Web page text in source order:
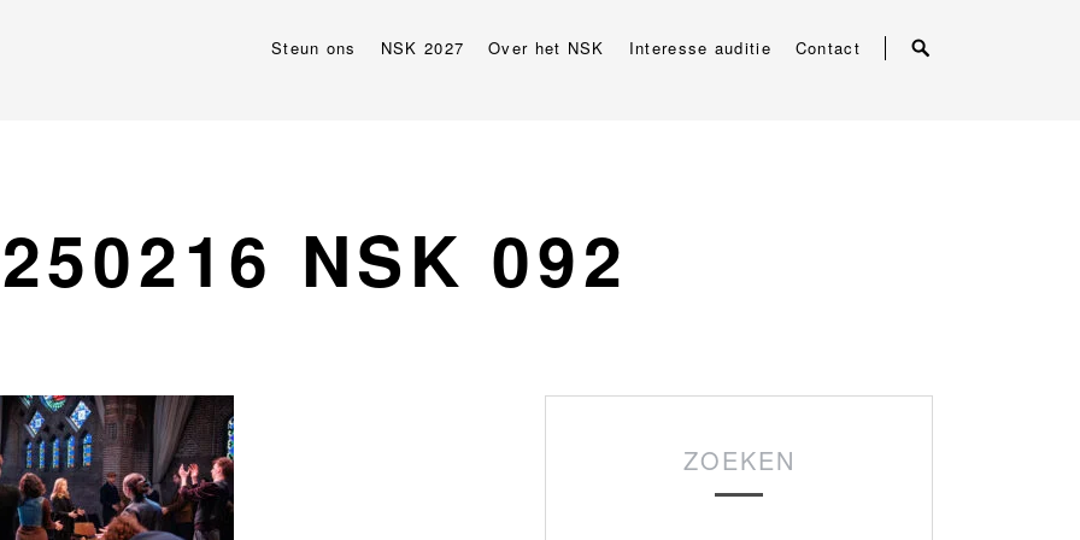
Steun ons NSK 2027 Over het NSK Interesse auditie Contact
NSK 092
ZOEKEN